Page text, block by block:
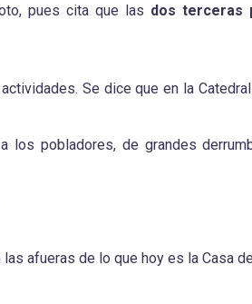
pues cita que las dos terceras
Se dice que en la
los pobladores, de grandes
afueras de lo que hoy es la Casa